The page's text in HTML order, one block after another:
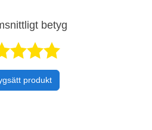
betyg
Betygsatt 5 av
produkt
stjärnor